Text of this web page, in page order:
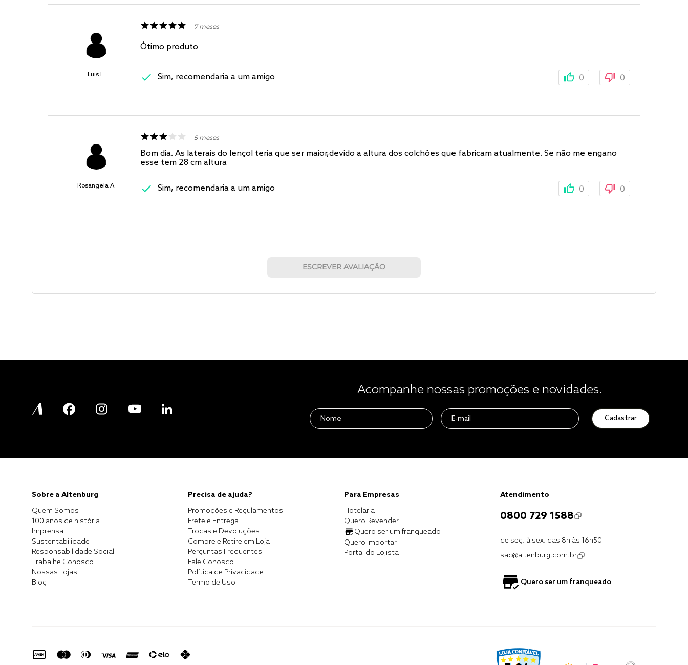
Luis E.
7 meses
Ótimo produto
Sim, recomendaria a um amigo 0 0
Rosangela A.
5 meses
Bom dia. As laterais do lençol teria que ser maior,devido a altura dos colchões que fabricam atualmente. Se não me engano
esse tem 28 cm altura
Sim, recomendaria a um amigo 0 0
ESCREVER AVALIAÇÃO
Acompanhe nossas promoções e novidades.
Cadastrar
Sobre a Altenburg
Quem Somos
100 anos de história
Imprensa
Sustentabilidade
Responsabilidade Social
Trabalhe Conosco
Nossas Lojas
Blog
Precisa de ajuda?
Promoções e Regulamentos
Frete e Entrega
Trocas e Devoluções
Compre e Retire em Loja
Perguntas Frequentes
Fale Conosco
Política de Privacidade
Termo de Uso
Para Empresas
Hotelaria
Quero Revender
Quero ser um franqueado
Quero Importar
Portal do Lojista
Atendimento
0800 729 1588
de seg. à sex. das 8h às 16h50
sac@altenburg.com.br
Quero ser um franqueado